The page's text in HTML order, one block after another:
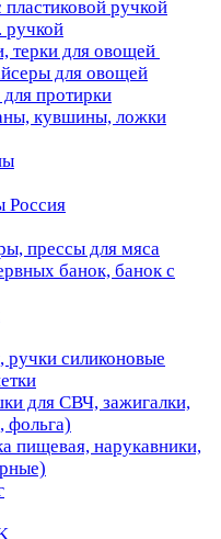
ручкой
ручкой
для овощей
для овощей
протирки
кувшины, ложки
Россия
прессы для мяса
банок, банок с
ручки силиконовые
для СВЧ, зажигалки,
фольга)
пищевая, нарукавники,